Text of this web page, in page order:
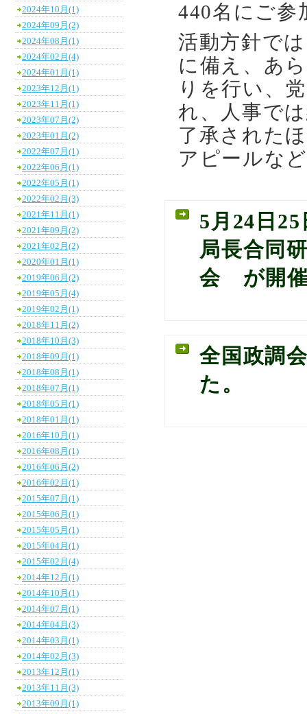
440名にご参
活動方針で
に備え、あ
りを行い、
れ、人事で
了承された
アピールな
5月24日
局長合同
会 が開
全国政調
た。
2024年10月(1)
2024年09月(2)
2024年08月(1)
2024年02月(4)
2024年01月(1)
2023年12月(1)
2023年11月(1)
2023年07月(2)
2023年01月(2)
2022年07月(1)
2022年06月(1)
2022年05月(1)
2022年02月(3)
2021年11月(1)
2021年09月(2)
2021年02月(2)
2020年01月(1)
2019年06月(2)
2019年05月(4)
2019年02月(1)
2018年11月(2)
2018年10月(3)
2018年09月(1)
2018年08月(1)
2018年07月(1)
2018年05月(1)
2018年01月(1)
2016年10月(1)
2016年08月(1)
2016年06月(2)
2016年02月(1)
2015年07月(1)
2015年06月(1)
2015年05月(1)
2015年04月(1)
2015年02月(4)
2014年12月(1)
2014年10月(1)
2014年07月(1)
2014年04月(3)
2014年03月(1)
2014年02月(3)
2013年12月(1)
2013年11月(3)
2013年09月(1)